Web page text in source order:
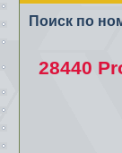
Поиск по
28440